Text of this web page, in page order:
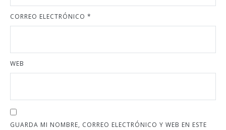
CORREO ELECTRÓNICO *
WEB
GUARDA MI NOMBRE, CORREO ELECTRÓNICO Y WEB EN ESTE